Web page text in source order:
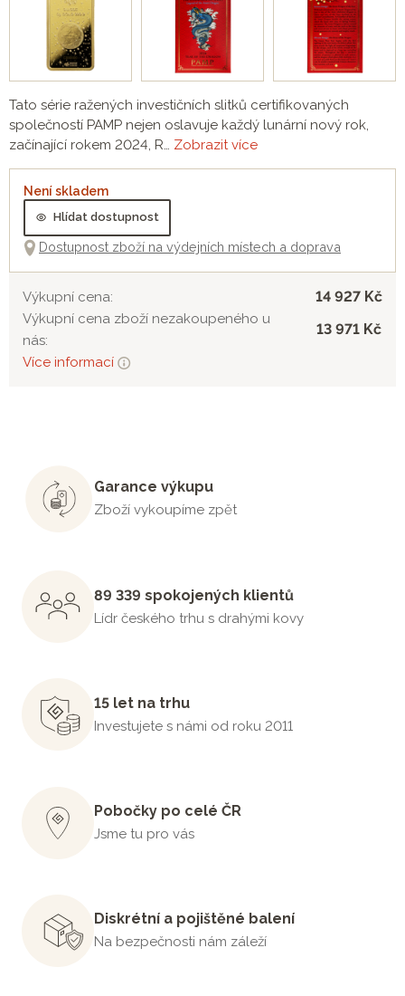
Tato série ražených investičních slitků certifikovaných
společností PAMP nejen oslavuje každý lunární nový rok,
začínající rokem 2024, R… Zobrazit více
Není skladem
Hlídat dostupnost
Dostupnost zboží na výdejních místech a doprava
Výkupní cena: 14 927 Kč
Výkupní cena zboží nezakoupeného u
nás:
13 971 Kč
Více informací
Garance výkupu
Zboží vykoupíme zpět
89 339 spokojených klientů
Lídr českého trhu s drahými kovy
15 let na trhu
Investujete s námi od roku 2011
Pobočky po celé ČR
Jsme tu pro vás
Diskrétní a pojištěné balení
Na bezpečnosti nám záleží